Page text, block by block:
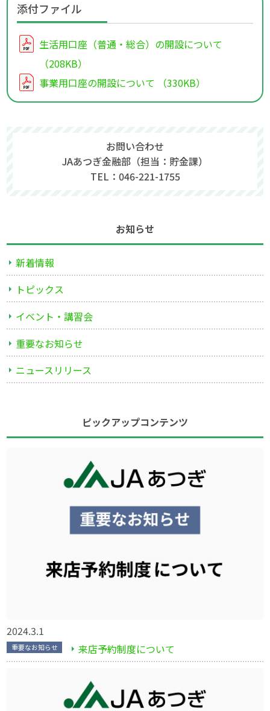
添付ファイル
生活用口座（普通・総合）の開設について
（208KB）
事業用口座の開設について （330KB）
お問い合わせ
JAあつぎ金融部（担当：貯金課）
TEL：046-221-1755
お知らせ
新着情報
トピックス
イベント・講習会
重要なお知らせ
ニュースリリース
ピックアップコンテンツ
2024.3.1
重要なお知らせ 来店予約制度について